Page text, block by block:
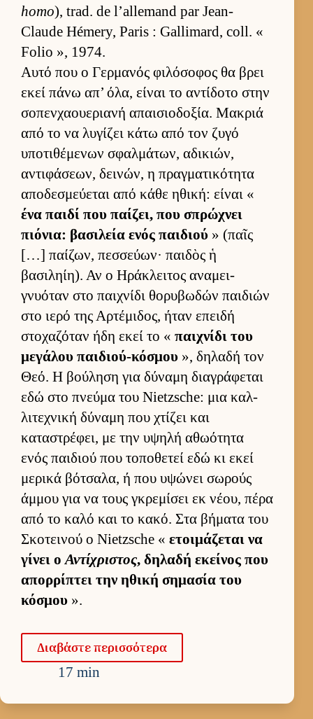
homo), trad. de l’allemand par Jean-
Claude Hémery, Paris : Gallimard, coll. «
Folio », 1974.
Αυτό που ο Γερ­μανός φιλόσοφος θα βρει
εκεί πάνω απ’ όλα, εί­ναι το αντίδοτο στην
σοπεν­χαου­εριανή απαι­σιο­δοξία. Μακριά
από το να λυγίζει κάτω από τον ζυγό
υποτιθέμενων σφαλ­μάτων, αδικιών,
αντιφάσεων, δει­νών, η πραγ­ματικότητα
αποδεσμεύ­εται από κάθε ηθική: εί­ναι «
ένα παιδί που παί­ζει, που σπρώχνει
πιόνια: βασιλεία ενός παι­διού » (παῖς
[…] παί­ζων, πεσ­σεύ­ων· παι­δὸς ἡ
βασιληίη). Αν ο Ηράκλει­τος αναμει­
γνυόταν στο παι­χνίδι θορυβωδών παι­διών
στο ιερό της Αρ­τέμιδος, ήταν επειδή
στοχαζόταν ήδη εκεί το « παι­χνίδι του
μεγάλου παι­διού-κόσμου », δηλαδή τον
Θεό. Η βού­ληση για δύναμη δια­γράφεται
εδώ στο πνεύμα του Nietzsche: μια καλ­
λιτεχνική δύναμη που χτίζει και
καταστρέφει, με την υψηλή αθωότητα
ενός παι­διού που τοποθετεί εδώ κι εκεί
μερικά βότσαλα, ή που υψώνει σωρούς
άμ­μου για να τους γκρεμίσει εκ νέου, πέρα
από το καλό και το κακό. Στα βήματα του
Σκοτει­νού ο Nietzsche « ετοι­μάζεται να
γίνει οΑντίχριστος, δηλαδή εκεί­νος που
απορ­ρίπτει την ηθική σημασία του
κόσμου ».
Δια­βάστε περισ­σότερα
17 min